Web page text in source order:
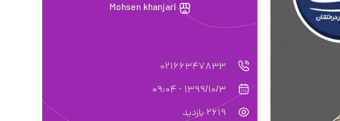
Mohsen khanjari
02166347833
1399/10/3 - 09:04
2619 بازدید